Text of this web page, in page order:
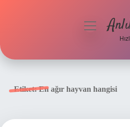
menüyü
Etiket:En ağır hayvan hangisi